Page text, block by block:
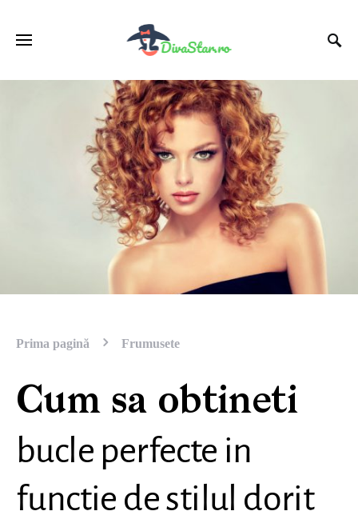
Prima pagină Frumusete
Cum sa obtineti
bucle perfecte in
functie de stilul dorit